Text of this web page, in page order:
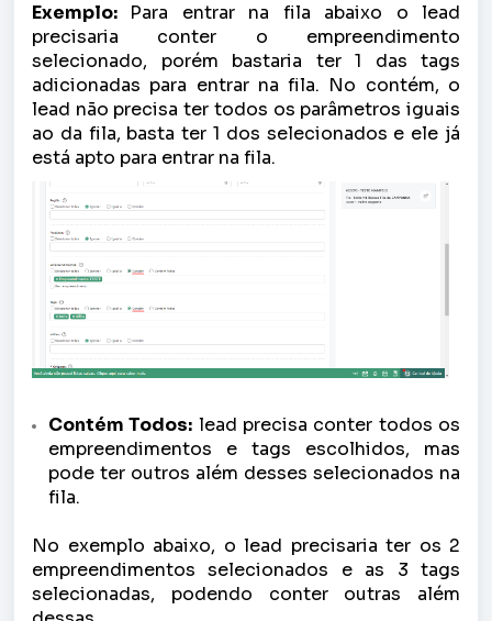
Exemplo: Para entrar na fila abaixo o lead
precisaria conter o empreendimento
selecionado, porém bastaria ter 1 das tags
adicionadas para entrar na fila. No contém, o
lead não precisa ter todos os parâmetros iguais
ao da fila, basta ter 1 dos selecionados e ele já
está apto para entrar na fila.
Contém Todos: lead precisa conter todos os
empreendimentos e tags escolhidos, mas
pode ter outros além desses selecionados na
fila.
No exemplo abaixo, o lead precisaria ter os 2
empreendimentos selecionados e as 3 tags
selecionadas, podendo conter outras além